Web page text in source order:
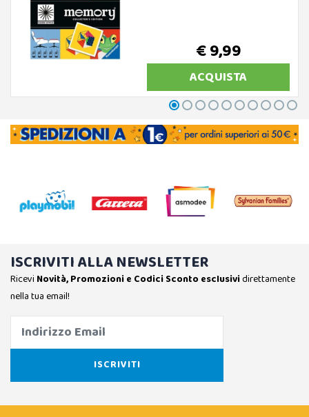
€ 9,99
ACQUISTA
ISCRIVITI ALLA NEWSLETTER
Ricevi Novità, Promozioni e Codici Sconto esclusividirettamente
nella tua email!